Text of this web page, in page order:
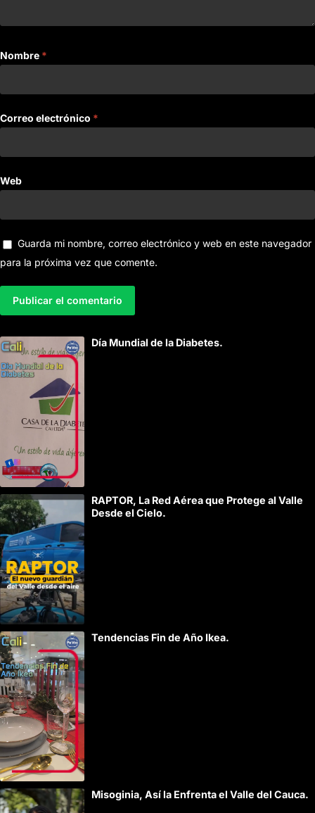
Nombre *
Correo electrónico *
Web
Guarda mi nombre, correo electrónico y web en este navegador
para la próxima vez que comente.
l
t
t
i
v
e
:
Día Mundial de la Diabetes.
RAPTOR, La Red Aérea que Protege al Valle
Desde el Cielo.
Tendencias Fin de Año Ikea.
Misoginia, Así la Enfrenta el Valle del Cauca.